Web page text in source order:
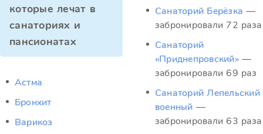
которые лечат в
санаториях и
пансионатах
Астма
Бронхит
Варикоз
Санаторий Берёзка —
забронировали 72 раза
Санаторий
«Приднепровский» —
забронировали 69 раз
Санаторий Лепельский
военный —
забронировали 63 раза